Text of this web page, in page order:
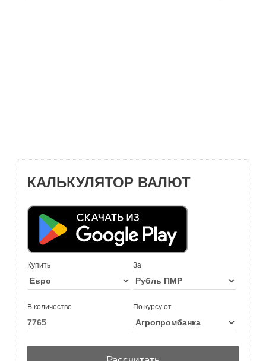
КАЛЬКУЛЯТОР ВАЛЮТ
Купить За
В количестве По курсу от